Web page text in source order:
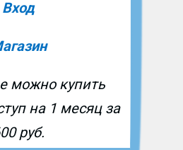
Вход
можно купить
на 1 месяц за
руб.